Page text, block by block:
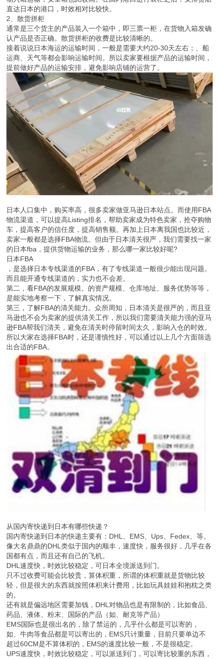
直达日本的港口，时效相对比较快。
2、散货拼柜
通常是三个货主的产品装入一个箱中，即三票一柜，在货物入箱发确
认产品是否正确。散货拼柜的收费是比较清晰的。
接着说说日本海运的运输时间，一般是需要大约20-30天左右；、船
运商、天气等都会影响运输时间。所以卖家要根据产品的运输时间，
提前做好产品的运输安排，避免影响店铺的运营了。
日本人口集中，购买率高，很多卖家做亚马逊日本站点。而使用FBA
物流渠道，可以提高Listing排名，帮助卖家成为特色卖家，抢夺购物
车，提高客户的信任度，提高销售额。再加上日本离我国也比较近，
卖家一般都是选择FBA物流。但由于日本清关很严，我们需要找一家
的日本fba，提供货物运输的业务，那么哪一家比较好呢?
日本FBA
，是选择日本专线渠道的FBA，有了专线渠道一般很少能出现问题。
而且能开通专线渠道的，实力也不会差。
第二，看FBA的发展规模。的资产规模、仓库地址、服务优势等等，
是能实地考察一下，了解真实情况。
第三，了解FBA的清关能力。众所周知，日本清关是很严的，而且亚
马逊也不会为卖家的提供清关工作，所以我们需要清关能力强的亚马
逊FBA帮我们清关，避免在清关时停留时间太久，影响入仓的时效。
所以大家在选择FBA时，还是谨慎性好，可以通过以上几个方面筛选
出合适的FBA。
从国内寄快递到日本有哪些快递？
国内寄快递到日本的快递主要有：DHL、EMS、Ups、Fedex、等。
像大名鼎鼎的DHL类似于国内的顺丰，速度快，服务很好，几乎在各
国都有点，而且还有自己的飞机。
DHL速度快，时效比较稳定，可日本全境派送到门。
只不过收费可能会比较贵，算体积重，所谓的体积重就是货物比较
轻，但是很大的东西就按照体积来计费用，比如玩具娃娃和抱枕之类
的。
还有就是偏远地区需要加钱，DHL对物品也是有限制的，比如食品、
药品、液体、粉末、国际的产品（如、耐克等产品）
EMS国际也是很出名的，除了禁运的，几乎什么都是可以寄的，
如、牛肉等食品都是可以寄出的，EMS只计重量，目前只要单边不
超过60CM是不算体积的，EMS的速度比较一般，不是很稳定。
UPS速度快，时效比较稳定，可以派送到门，可以寄比较重的东西，